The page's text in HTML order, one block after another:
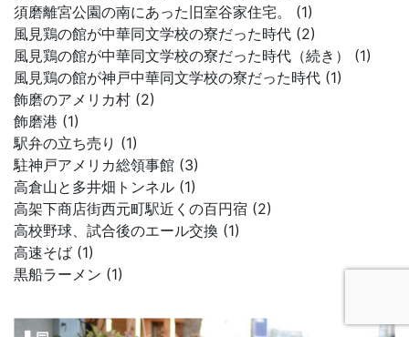
須磨離宮公園の南にあった旧室谷家住宅。 (1)
風見鶏の館が中華同文学校の寮だった時代 (2)
風見鶏の館が中華同文学校の寮だった時代（続き） (1)
風見鶏の館が神戸中華同文学校の寮だった時代 (1)
飾磨のアメリカ村 (2)
飾磨港 (1)
駅弁の立ち売り (1)
駐神戸アメリカ総領事館 (3)
高倉山と多井畑トンネル (1)
高架下商店街西元町駅近くの百円宿 (2)
高校野球、試合後のエール交換 (1)
高速そば (1)
黒船ラーメン (1)